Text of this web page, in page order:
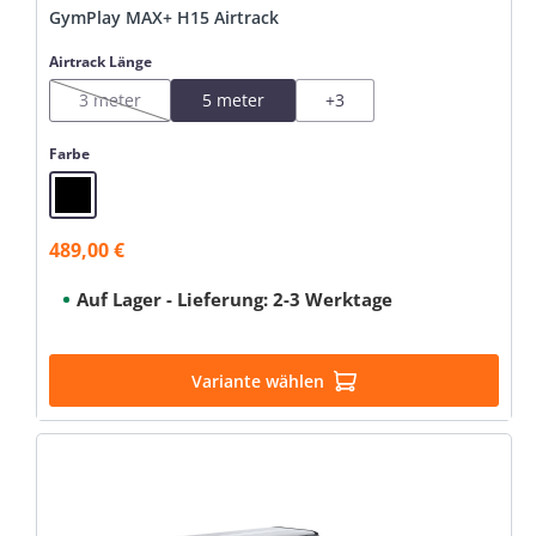
GymPlay MAX+ H15 Airtrack
Airtrack Längeauswählen
3 meter
(Diese Option ist zurzeit nicht verfügbar.)
5 meter +3
Farbeauswählen
Black
Verkaufspreis:
489,00 €
Auf Lager - Lieferung: 2-3 Werktage
Variante wählen